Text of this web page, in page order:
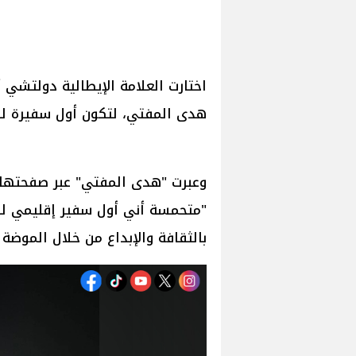
هدى المفتي، لتكون أول سفيرة
وعبرت "هدى المفتي" عبر صفحتها
"متحمسة أني أول سفير إقليمي
بالثقافة والإبداع من خلال